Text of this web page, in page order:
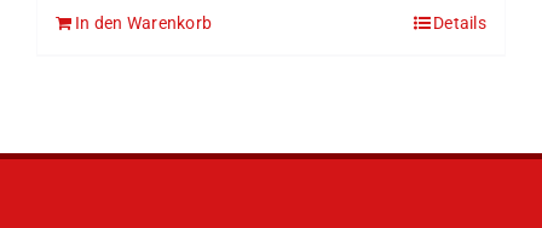
In den Warenkorb Details